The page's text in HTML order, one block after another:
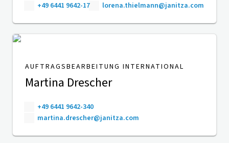
+49 6441 9642-17 lorena.thielmann@janitza.com
AUFTRAGSBEARBEITUNG INTERNATIONAL
Martina Drescher
+49 6441 9642-340
martina.drescher@janitza.com